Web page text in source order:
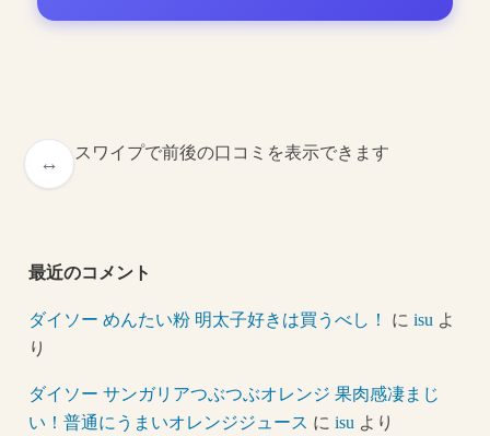
スワイプで前後の口コミを表示できます
最近のコメント
ダイソー めんたい粉 明太子好きは買うべし！ にisu よ
り
ダイソー サンガリアつぶつぶオレンジ 果肉感凄まじ
い！普通にうまいオレンジジュース にisu より